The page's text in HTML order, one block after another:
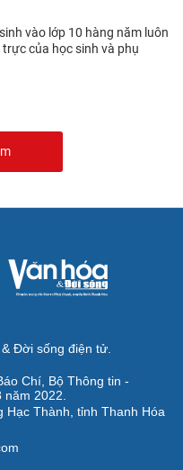
vào lớp 10 hàng năm luôn
của học sinh và phụ
Đời sống điện tử.
Chí, Bộ Thông tin -
năm 2022.
Thành, tỉnh Thanh Hóa